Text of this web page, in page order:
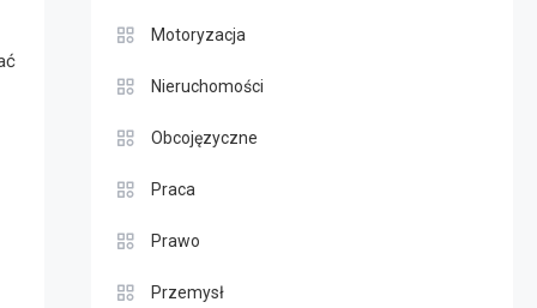
Motoryzacja
Nieruchomości
Obcojęzyczne
Praca
Prawo
Przemysł